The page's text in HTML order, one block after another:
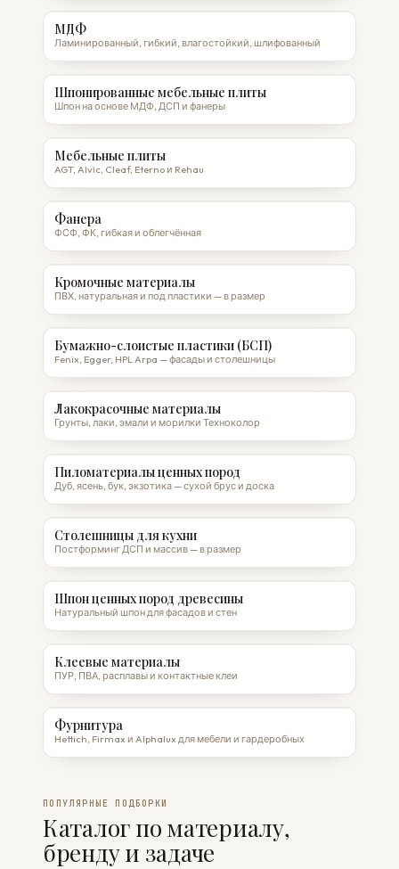
МДФ
Ламинированный, гибкий, влагостойкий, шлифованный
Шпонированные мебельные плиты
Шпон на основе МДФ, ДСП и фанеры
Мебельные плиты
AGT, Alvic, Cleaf, Eterno и Rehau
Фанера
ФСФ, ФК, гибкая и облегчённая
Кромочные материалы
ПВХ, натуральная и под пластики — в размер
Бумажно-слоистые пластики (БСП)
Fenix, Egger, HPL Arpa — фасады и столешницы
Лакокрасочные материалы
Грунты, лаки, эмали и морилки Техноколор
Пиломатериалы ценных пород
Дуб, ясень, бук, экзотика — сухой брус и доска
Столешницы для кухни
Постформинг ДСП и массив — в размер
Шпон ценных пород древесины
Натуральный шпон для фасадов и стен
Клеевые материалы
ПУР, ПВА, расплавы и контактные клеи
Фурнитура
Hettich, Firmax и Alphalux для мебели и гардеробных
ПОПУЛЯРНЫЕ ПОДБОРКИ
Каталог по материалу,
бренду и задаче